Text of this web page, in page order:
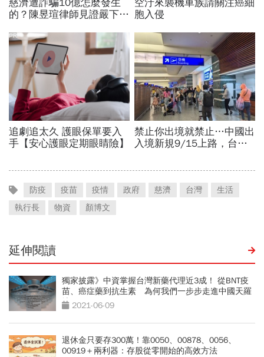
防疫 疫苗 疫情 政府 慈濟 台灣
生活
執行長
物資 顏博文
延伸閱讀
獨家披露》中資掌握台灣新藥代理近3成！ 從BNT疫
苗、癌症藥到抗生素 為何我們一步步走進中國天羅
地網？
2021-06-09
退休金只要存300萬！靠0050、00878、0056、
00919＋兩利器：存股從零開始的高效方法